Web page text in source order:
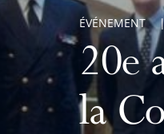
20e
la
ÉVÉNEMENT